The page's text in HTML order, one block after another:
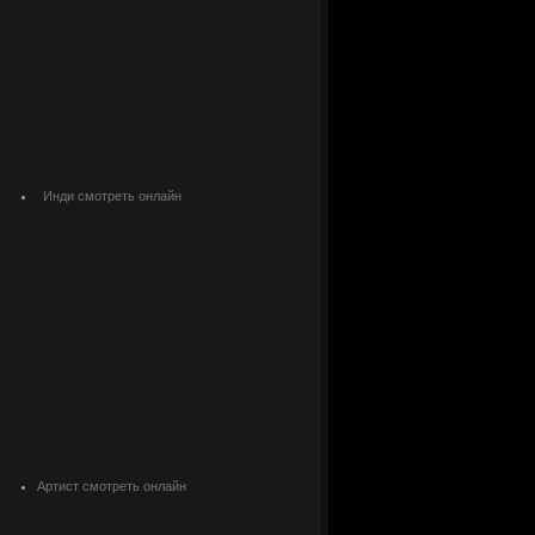
Инди смотреть онлайн
Артист смотреть онлайн